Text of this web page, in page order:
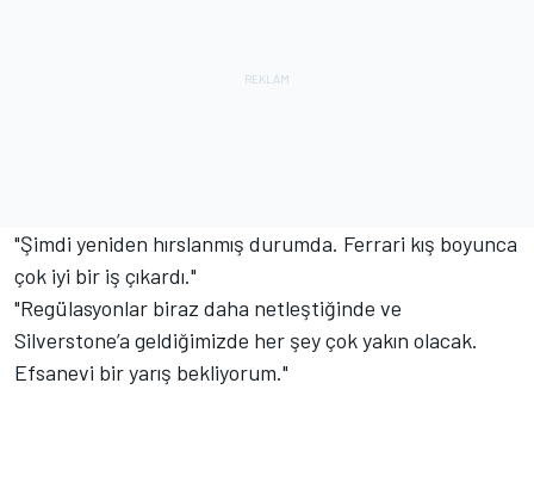
"Şimdi yeniden hırslanmış durumda. Ferrari kış boyunca
çok iyi bir iş çıkardı."
"Regülasyonlar biraz daha netleştiğinde ve
Silverstone’a geldiğimizde her şey çok yakın olacak.
Efsanevi bir yarış bekliyorum."